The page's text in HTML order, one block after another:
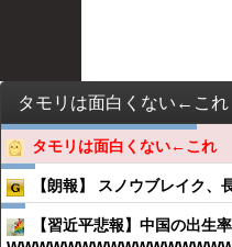
タモリは面白くない←これ
タモリは面白くない←これ
【朗報】 スノウブレイク
【習近平悲報】中国の出生